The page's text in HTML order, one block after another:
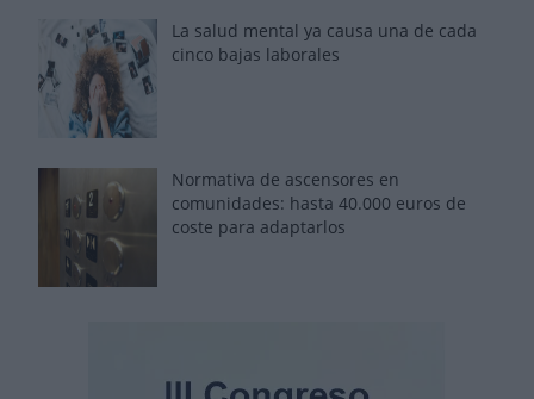
La salud mental ya causa una de cada
cinco bajas laborales
Normativa de ascensores en
comunidades: hasta 40.000 euros de
coste para adaptarlos